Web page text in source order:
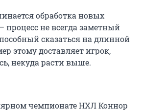
обработка новых
не всегда заметный
сказаться на длинной
этому доставляет игрок,
некуда расти выше.
чемпионате НХЛ Коннор